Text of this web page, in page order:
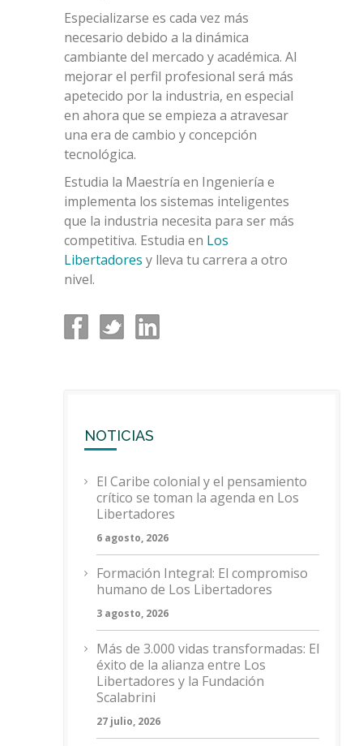
Especializarse es cada vez más
necesario debido a la dinámica
cambiante del mercado y académica. Al
mejorar el perfil profesional será más
apetecido por la industria, en especial
en ahora que se empieza a atravesar
una era de cambio y concepción
tecnológica.
Estudia la Maestría en Ingeniería e
implementa los sistemas inteligentes
que la industria necesita para ser más
competitiva. Estudia en Los
Libertadores y lleva tu carrera a otro
nivel.
NOTICIAS
El Caribe colonial y el pensamiento
crítico se toman la agenda en Los
Libertadores
6 agosto, 2026
Formación Integral: El compromiso
humano de Los Libertadores
3 agosto, 2026
Más de 3.000 vidas transformadas: El
éxito de la alianza entre Los
Libertadores y la Fundación
Scalabrini
27 julio, 2026